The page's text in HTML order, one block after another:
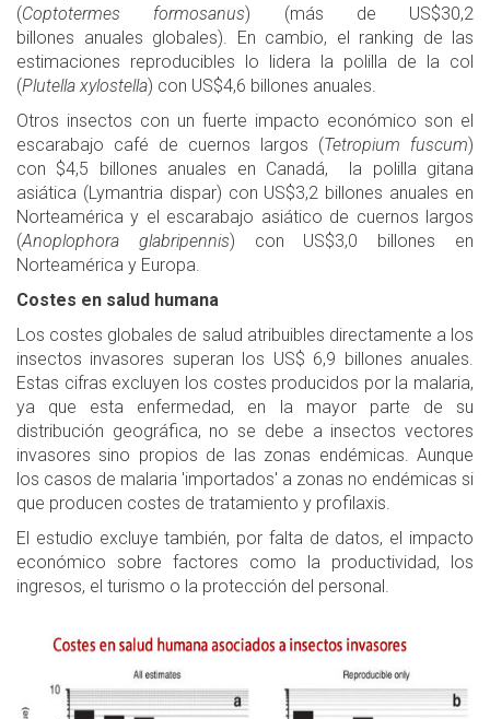
(Coptotermes formosanus) (más de US$30,2
billones anuales globales). En cambio, el ranking de las
estimaciones reproducibles lo lidera la polilla de la col
(Plutella xylostella) con US$4,6 billones anuales.
Otros insectos con un fuerte impacto económico son el
escarabajo café de cuernos largos (Tetropium fuscum)
con $4,5 billones anuales en Canadá, la polilla gitana
asiática (Lymantria dispar) con US$3,2 billones anuales en
Norteamérica y el escarabajo asiático de cuernos largos
(Anoplophora glabripennis) con US$3,0 billones en
Norteamérica y Europa.
Costes en salud humana
Los costes globales de salud atribuibles directamente a los
insectos invasores superan los US$ 6,9 billones anuales.
Estas cifras excluyen los costes producidos por la malaria,
ya que esta enfermedad, en la mayor parte de su
distribución geográfica, no se debe a insectos vectores
invasores sino propios de las zonas endémicas. Aunque
los casos de malaria 'importados' a zonas no endémicas si
que producen costes de tratamiento y profilaxis.
El estudio excluye también, por falta de datos, el impacto
económico sobre factores como la productividad, los
ingresos, el turismo o la protección del personal.